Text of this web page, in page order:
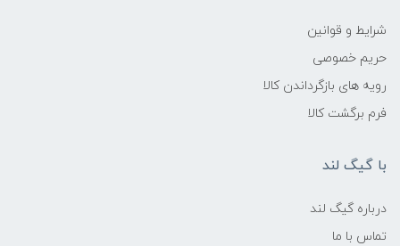
شرایط و قوانین
حریم خصوصی
رویه های بازگرداندن کالا
فرم برگشت کالا
با گیگ لند
درباره گیگ لند
تماس با ما